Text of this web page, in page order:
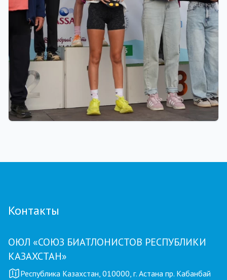
Контакты
ОЮЛ «СОЮЗ БИАТЛОНИСТОВ РЕСПУБЛИКИ
КАЗАХСТАН»
Республика Казахстан, 010000, г. Астана пр. Кабанбай